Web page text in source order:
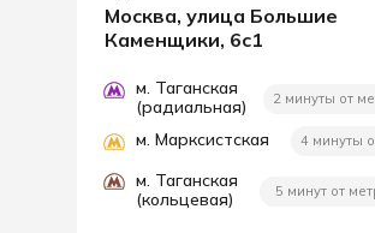
Москва, улица Большие
Каменщики, 6с1
2 минуты от
м. Таганская
(радиальная)
4 минуты
5 минут от
м. Марксистская
м. Таганская
(кольцевая)